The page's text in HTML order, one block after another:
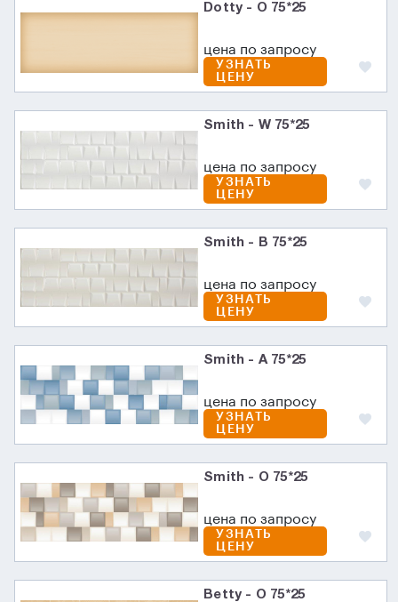
Dotty - O 75*25
цена по запросу
УЗНАТЬ
ЦЕНУ
Smith - W 75*25
цена по запросу
УЗНАТЬ
ЦЕНУ
Smith - B 75*25
цена по запросу
УЗНАТЬ
ЦЕНУ
Smith - A 75*25
цена по запросу
УЗНАТЬ
ЦЕНУ
Smith - O 75*25
цена по запросу
УЗНАТЬ
ЦЕНУ
Betty - O 75*25